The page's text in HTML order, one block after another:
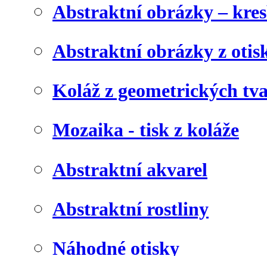
Abstraktní obrázky –
Abstraktní obrázky z
Koláž z geometrických
Mozaika - tisk z koláže
Abstraktní akvarel
Abstraktní rostliny
Náhodné otisky